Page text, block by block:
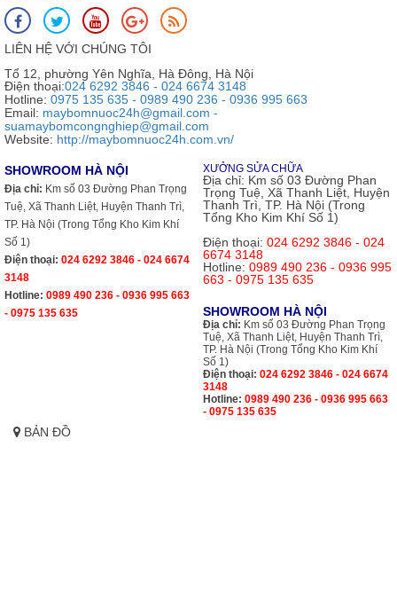
LIÊN HỆ VỚI CHÚNG TÔI
Tổ 12, phường Yên Nghĩa, Hà Đông, Hà Nội
Điện thoại:024 6292 3846 - 024 6674 3148
Hotline: 0975 135 635 - 0989 490 236 - 0936 995 663
Email: maybomnuoc24h@gmail.com -
suamaybomcongnghiep@gmail.com
Website: http://maybomnuoc24h.com.vn/
SHOWROOM HÀ NỘI
Địa chỉ: Km số 03 Đường Phan Trọng
Tuệ, Xã Thanh Liệt, Huyện Thanh Trì,
TP. Hà Nội (Trong Tổng Kho Kim Khí
Số 1)
Điện thoại: 024 6292 3846 - 024 6674
3148
Hotline: 0989 490 236 - 0936 995 663
- 0975 135 635
XƯỞNG SỬA CHỮA
Địa chỉ: Km số 03 Đường Phan
Trọng Tuệ, Xã Thanh Liệt, Huyện
Thanh Trì, TP. Hà Nội (Trong
Tổng Kho Kim Khí Số 1)
Điện thoại: 024 6292 3846 - 024
6674 3148
Hotline: 0989 490 236 - 0936 995
663 - 0975 135 635
SHOWROOM HÀ NỘI
Địa chỉ: Km số 03 Đường Phan Trọng
Tuệ, Xã Thanh Liệt, Huyện Thanh Trì,
TP. Hà Nội (Trong Tổng Kho Kim Khí
Số 1)
Điện thoại: 024 6292 3846 - 024 6674
3148
Hotline: 0989 490 236 - 0936 995 663
- 0975 135 635
BẢN ĐỒ